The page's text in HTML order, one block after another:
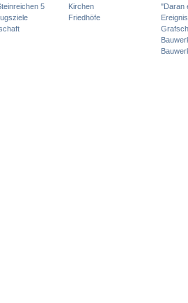
5
Kirchen
Friedhöfe
"Daran